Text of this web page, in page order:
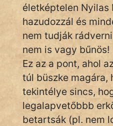
életképtelen Nyilas
hazudozzál és
nem tudják
nem is vagy bűnös!
Ez az a pont, ahol
túl büszke magára,
tekintélye sincs,
legalapvetőbbb
betartsák (pl. nem